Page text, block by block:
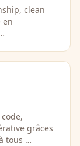
clean
en
grâces
tous …